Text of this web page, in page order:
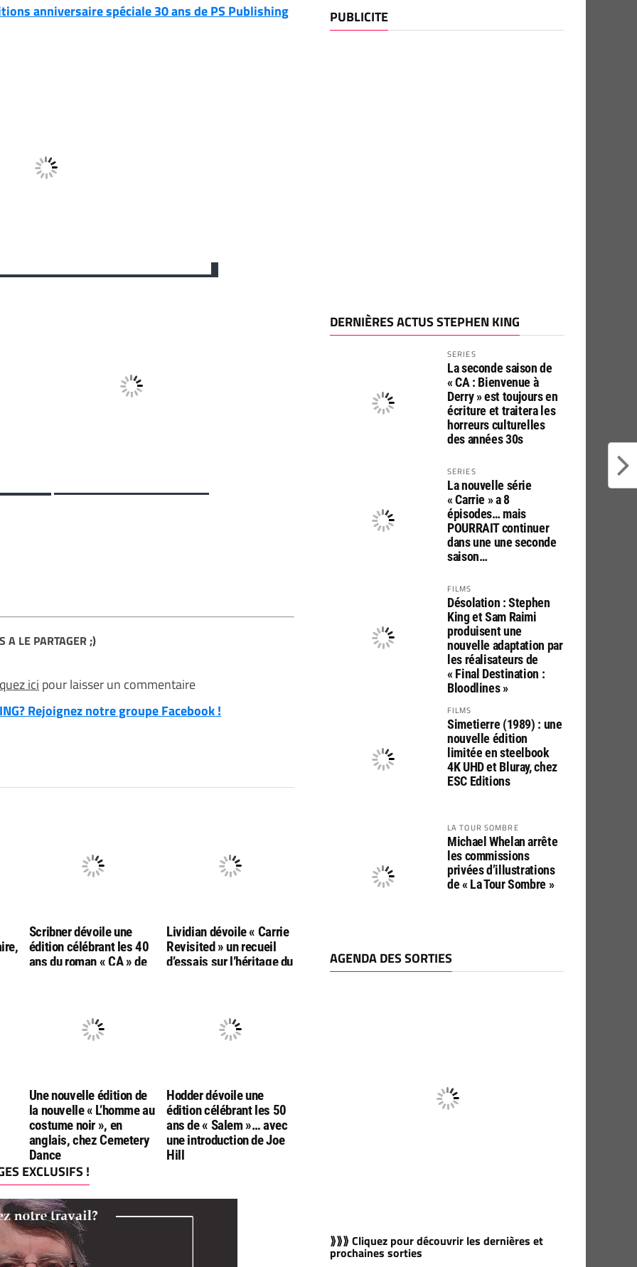
anniversaire spéciale 30 ans de PS Publishing
A LE PARTAGER ;)
ici pour laisser un commentaire
Rejoignez notre groupe Facebook !
Scribner dévoile une
édition célébrant les 40
ans du roman « CA » de
Lividian dévoile « Carrie
Revisited » un recueil
d’essais sur l’héritage du
Une nouvelle édition de
la nouvelle « L’homme au
costume noir », en
anglais, chez Cemetery
Dance
Hodder dévoile une
édition célébrant les 50
ans de « Salem »… avec
une introduction de Joe
Hill
EXCLUSIFS !
PUBLICITE
DERNIÈRES ACTUS STEPHEN KING
SERIES
La seconde saison de
« CA : Bienvenue à
Derry » est toujours en
écriture et traitera les
horreurs culturelles
des années 30s
SERIES
La nouvelle série
« Carrie » a 8
épisodes… mais
POURRAIT continuer
dans une une seconde
saison…
FILMS
Désolation : Stephen
King et Sam Raimi
produisent une
nouvelle adaptation par
les réalisateurs de
« Final Destination :
Bloodlines »
FILMS
Simetierre (1989) : une
nouvelle édition
limitée en steelbook
4K UHD et Bluray, chez
ESC Editions
LA TOUR SOMBRE
Michael Whelan arrête
les commissions
privées d’illustrations
de « La Tour Sombre »
AGENDA DES SORTIES
⟫⟫⟫ Cliquez pour découvrir les dernières et
prochaines sorties